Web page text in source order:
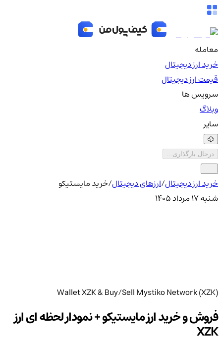
معامله
خرید ارز دیجیتال
قیمت ارز دیجیتال
سرویس ها
وبلاگ
سایر
درحال بارگذاری...
خرید ارز دیجیتال/ارزهای دیجیتال/خرید مایستیکو
شنبه ۱۷ مرداد ۱۴۰۵
Wallet XZK & Buy/Sell Mystiko Network (XZK)
فروش و خرید ارز مایستیکو + نمودار لحظه ای ارز
XZK